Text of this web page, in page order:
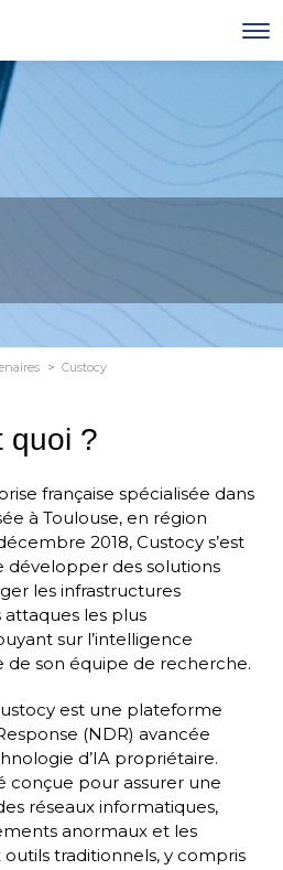
Custocy
quoi ?
française spécialisée dans
à Toulouse, en région
2018, Custocy s’est
développer des solutions
les infrastructures
les plus
sur l’intelligence
de son équipe de recherche.
est une plateforme
(NDR) avancée
d’IA propriétaire.
pour assurer une
réseaux informatiques,
anormaux et les
outils traditionnels, y compris